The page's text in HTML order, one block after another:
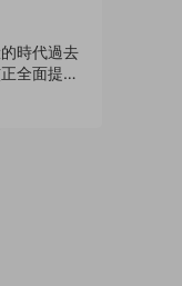
時代過去
全面提速